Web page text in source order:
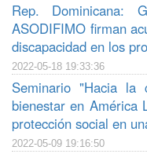
Rep. Dominicana:
ASODIFIMO firman
discapacidad en los
2022-05-18 19:33:36
Seminario "Hacia la
bienestar en
protección social en
2022-05-09 19:16:50